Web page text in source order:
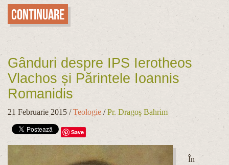
Continuare
Gânduri despre IPS Ierotheos
Vlachos și Părintele Ioannis
Romanidis
21 Februarie 2015 /Teologie /Pr. Dragoș Bahrim
Save
În